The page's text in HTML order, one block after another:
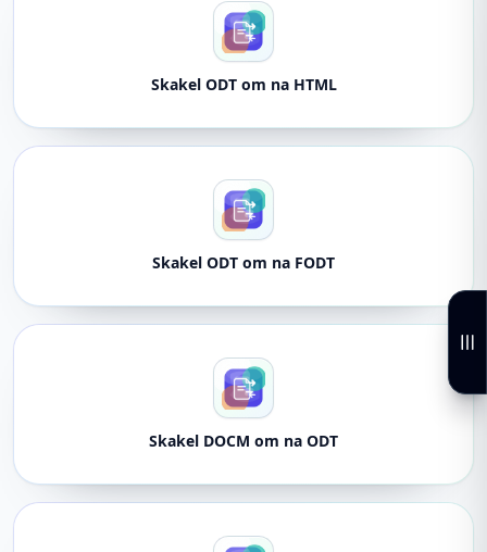
Skakel ODT om na HTML
Skakel ODT om na FODT
Skakel DOCM om na ODT